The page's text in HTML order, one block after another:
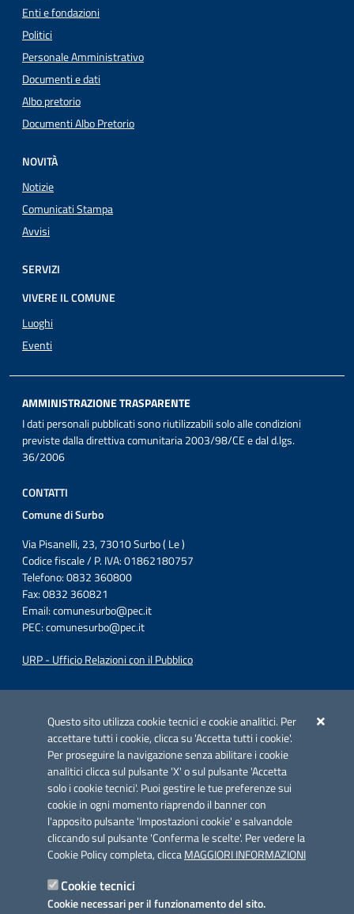
Questo sito utilizza cookie tecnici e cookie analitici. Per
accettare tutti i cookie, clicca su 'Accetta tutti i cookie'.
Per proseguire la navigazione senza abilitare i cookie
analitici clicca sul pulsante 'X' o sul pulsante 'Accetta
solo i cookie tecnici'. Puoi gestire le tue preferenze sui
cookie in ogni momento riaprendo il banner con
l'apposito pulsante 'Impostazioni cookie' e salvandole
cliccando sul pulsante 'Conferma le scelte'. Per vedere la
Cookie Policy completa, cliccaMAGGIORI INFORMAZIONI
Cookie tecnici
Cookie necessari per il funzionamento del sito.
Enti e fondazioni
Politici
Personale Amministrativo
Documenti e dati
Albo pretorio
Documenti Albo Pretorio
NOVITÀ
Notizie
Comunicati Stampa
Avvisi
SERVIZI
VIVERE IL COMUNE
Luoghi
Eventi
AMMINISTRAZIONE TRASPARENTE
I dati personali pubblicati sono riutilizzabili solo alle condizioni
previste dalla direttiva comunitaria 2003/98/CE e dal d.lgs.
36/2006
CONTATTI
Comune di Surbo
Via Pisanelli, 23, 73010 Surbo ( Le )
Codice fiscale / P. IVA: 01862180757
Telefono: 0832 360800
Fax: 0832 360821
Email:comunesurbo@pec.it
PEC:comunesurbo@pec.it
URP - Ufficio Relazioni con il Pubblico
Azione 2.3.
Link utili
Informativa privacy
Dichiarazione di accessibilità